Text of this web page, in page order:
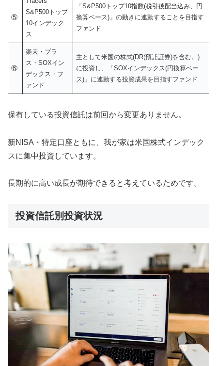
⑤
S&P500トップ
10インデック
ス
「S&P500トップ10指数(税引後配当込み、円
換算ベース)」の動きに連動することを目指す
ファンド
⑥
楽天・プラ
ス・SOXイン
デックス・フ
ァンド
主として米国の株式(DR(預託証券)を含む。)
に投資し、「SOXインデックス(円換算ベー
ス)」に連動する投資成果を目指すファンド
保有している投資信託は前回から変更ありません。
新NISA・特定口座ともに、我が家は米国株式インデック
スに集中投資しています。
長期的に高い成長が期待できると考えているためです。
投資信託別投資状況